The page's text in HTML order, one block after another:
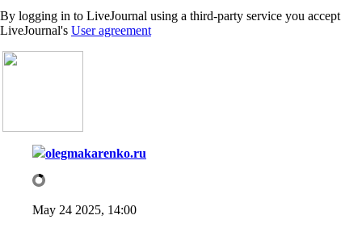
By logging in to LiveJournal using a third-party service you accept
LiveJournal's User agreement
olegmakarenko.ru
May 24 2025, 14:00